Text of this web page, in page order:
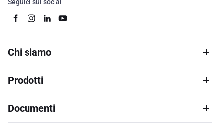
Seguici sui social
Chi siamo
Prodotti
Documenti